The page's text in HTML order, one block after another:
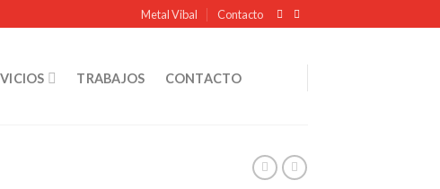
Metal Vibal Contacto
TRABAJOS CONTACTO